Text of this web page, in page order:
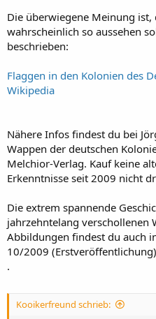
Die überwiegene Meinung ist,
wahrscheinlich so aussehen
beschrieben:
Flaggen in den Kolonien des
Wikipedia
Nähere Infos findest du bei
Wappen der deutschen
Melchior-Verlag. Kauf keine
Erkenntnisse seit 2009 nicht
Die extrem spannende
jahrzehntelang verschollenen
Abbildungen findest du auch
10/2009 (Erstveröffentlichung)
.
Kooikerfreund schrieb: